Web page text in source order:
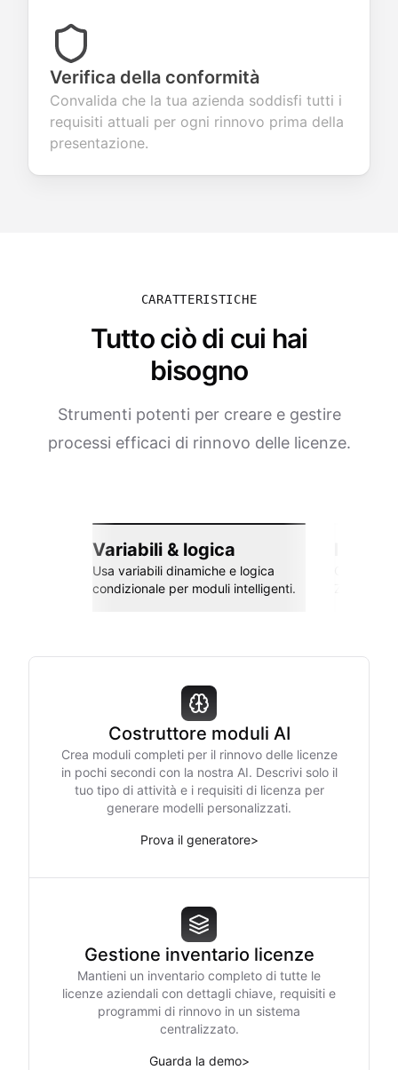
Verifica della conformità
Convalida che la tua azienda soddisfi tutti i
requisiti attuali per ogni rinnovo prima della
presentazione.
CARATTERISTICHE
Tutto ciò di cui hai
bisogno
Strumenti potenti per creare e gestire
processi efficaci di rinnovo delle licenze.
Variabili & logica
Usa variabili dinamiche e logica
condizionale per moduli intelligenti.
Costruttore moduli AI
Crea moduli completi per il rinnovo delle licenze
in pochi secondi con la nostra AI. Descrivi solo il
tuo tipo di attività e i requisiti di licenza per
generare modelli personalizzati.
Prova il generatore>
Gestione inventario licenze
Mantieni un inventario completo di tutte le
licenze aziendali con dettagli chiave, requisiti e
programmi di rinnovo in un sistema
centralizzato.
Guarda la demo>